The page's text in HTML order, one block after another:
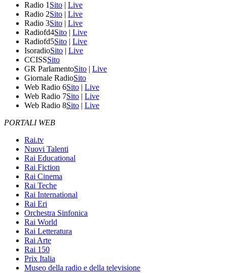
Radio 1 Sito | Live
Radio 2Sito | Live
Radio 3Sito | Live
Radiofd4Sito | Live
Radiofd5Sito | Live
IsoradioSito | Live
CCISSSito
GR ParlamentoSito | Live
Giornale RadioSito
Web Radio 6Sito | Live
Web Radio 7Sito | Live
Web Radio 8Sito | Live
PORTALI WEB
Rai.tv
Nuovi Talenti
Rai Educational
Rai Fiction
Rai Cinema
Rai Teche
Rai International
Rai Eri
Orchestra Sinfonica
Rai World
Rai Letteratura
Rai Arte
Rai 150
Prix Italia
Museo della radio e della televisione